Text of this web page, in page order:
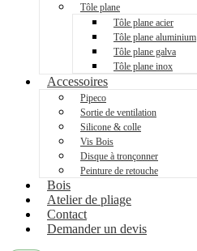
Tôle plane
Tôle plane acier
Tôle plane aluminium
Tôle plane galva
Tôle plane inox
Accessoires
Pipeco
Sortie de ventilation
Silicone & colle
Vis Bois
Disque à tronçonner
Peinture de retouche
Bois
Atelier de pliage
Contact
Demander un devis